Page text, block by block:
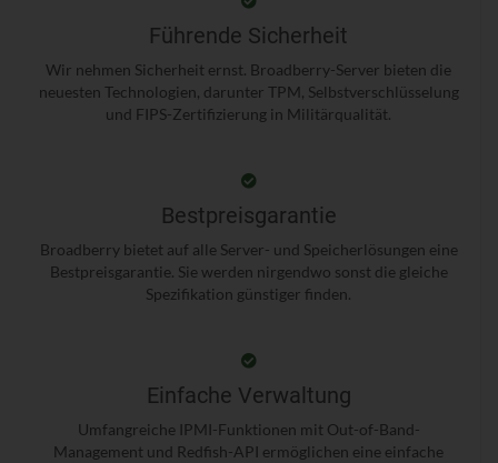
Führende Sicherheit
Wir nehmen Sicherheit ernst. Broadberry-Server bieten die
neuesten Technologien, darunter TPM, Selbstverschlüsselung
und FIPS-Zertifizierung in Militärqualität.
Bestpreisgarantie
Broadberry bietet auf alle Server- und Speicherlösungen eine
Bestpreisgarantie. Sie werden nirgendwo sonst die gleiche
Spezifikation günstiger finden.
Einfache Verwaltung
Umfangreiche IPMI-Funktionen mit Out-of-Band-
Management und Redfish-API ermöglichen eine einfache